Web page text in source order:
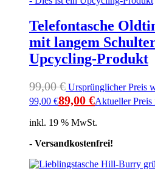
Telefontasche
mit langem
Upcycling-Produkt
99,00€ Ursprünglicher Preis
99,00 €89,00 €Aktueller Preis
inkl. 19 % MwSt.
- Versandkostenfrei!